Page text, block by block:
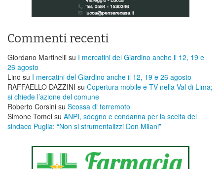
Commenti recenti
Giordano Martinelli su I mercatini del Giardino anche il 12, 19 e
26 agosto
Lino su I mercatini del Giardino anche il 12, 19 e 26 agosto
RAFFAELLO DAZZINI su ​Copertura mobile e TV nella Val di Lima;
si chiede l’azione del comune
Roberto Corsini su Scossa di terremoto
Simone Tomei su ANPI, sdegno e condanna per la scelta del
sindaco Puglia: “Non si strumentalizzi Don Milani”